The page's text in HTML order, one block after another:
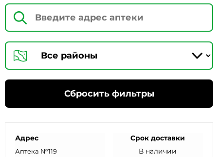
Сбросить фильтры
Адрес
Аптека №119
Срок доставки
В наличии